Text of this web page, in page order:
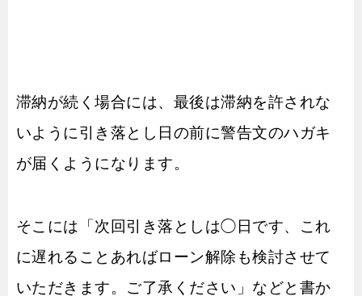
滞納が続く場合には、最後は滞納を許されな
いように引き落とし日の前に警告文のハガキ
が届くようになります。
そこには「次回引き落としは◯日です、これ
に遅れることあればローン解除も検討させて
いただきます。ご了承ください」などと書か